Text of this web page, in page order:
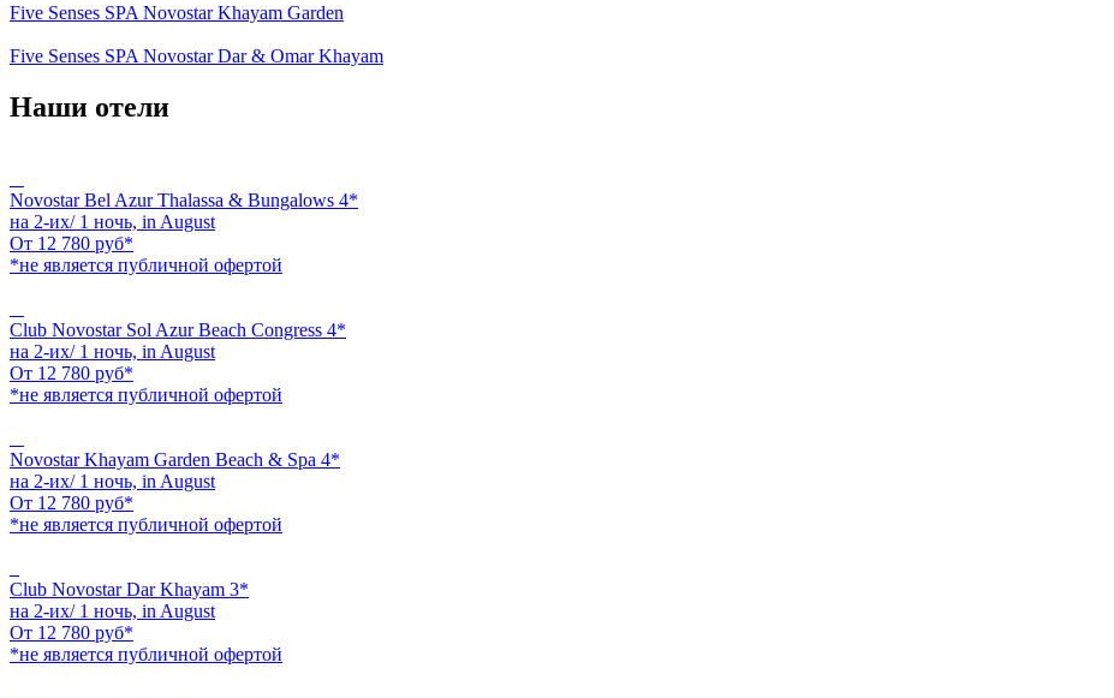
Five Senses SPA Novostar Khayam Garden
Five Senses SPA Novostar Dar & Omar Khayam
Наши отели
Novostar Bel Azur Thalassa & Bungalows 4*
на 2-их/ 1 ночь, in August
От 12 780 руб*
*не является публичной офертой
Club Novostar Sol Azur Beach Congress 4*
на 2-их/ 1 ночь, in August
От 12 780 руб*
*не является публичной офертой
Novostar Khayam Garden Beach & Spa 4*
на 2-их/ 1 ночь, in August
От 12 780 руб*
*не является публичной офертой
Club Novostar Dar Khayam 3*
на 2-их/ 1 ночь, in August
От 12 780 руб*
*не является публичной офертой